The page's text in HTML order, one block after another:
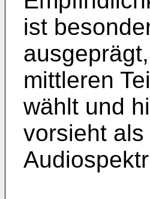
ist
mittleren
wählt und
vorsieht